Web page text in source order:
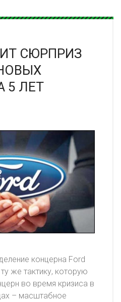
СЮРПРИЗ
5 ЛЕТ
концерна Ford
же тактику, которую
во время кризиса в
– масштабное